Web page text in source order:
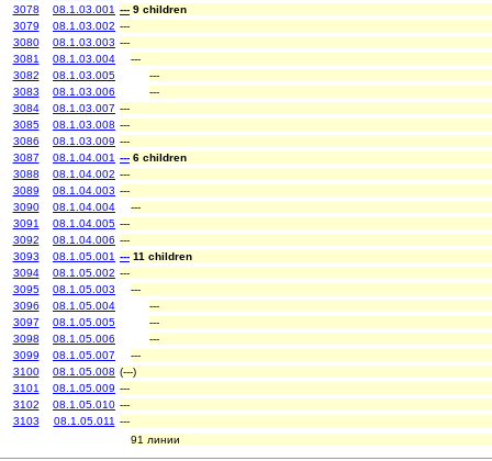
3078
08.1.03.001 --- 9 children
3079
08.1.03.002 ---
3080
08.1.03.003 ---
3081
08.1.03.004
---
3082
08.1.03.005
---
3083
08.1.03.006
---
3084
08.1.03.007 ---
3085
08.1.03.008 ---
3086
08.1.03.009 ---
3087
08.1.04.001 --- 6 children
3088
08.1.04.002 ---
3089
08.1.04.003 ---
3090
08.1.04.004
---
3091
08.1.04.005 ---
3092
08.1.04.006 ---
3093
08.1.05.001 --- 11 children
3094
08.1.05.002 ---
3095
08.1.05.003
---
3096
08.1.05.004
---
3097
08.1.05.005
---
3098
08.1.05.006
---
3099
08.1.05.007
---
3100
08.1.05.008 (---)
3101
08.1.05.009 ---
3102
08.1.05.010 ---
3103
08.1.05.011 ---
91 линии